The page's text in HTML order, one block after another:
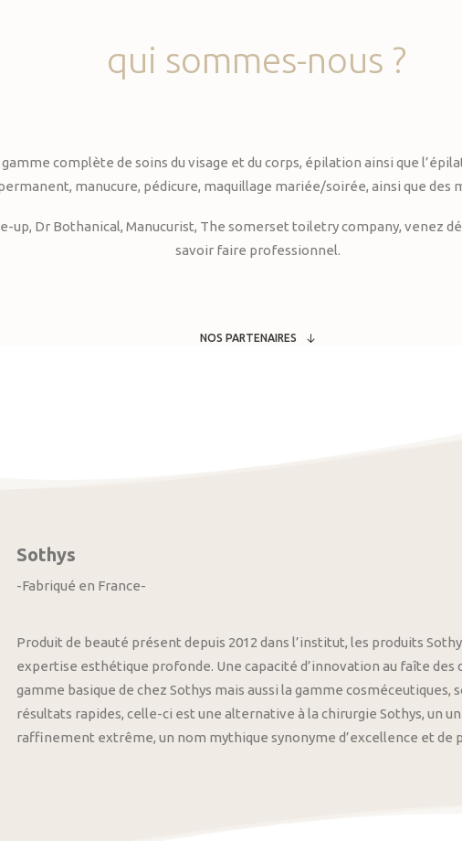
qui sommes-nous ?
gamme complète de soins du visage et du corps, épilation ainsi que
manucure, pédicure, maquillage mariée/soirée, ainsi que des
up, Dr Bothanical, Manucurist, The somerset toiletry company, venez
savoir faire professionnel.
NOS PARTENAIRES
Sothys
-Fabriqué en France-
Produit de beauté présent depuis 2012 dans l’institut, les produits
expertise esthétique profonde. Une capacité d’innovation au faîte
gamme basique de chez Sothys mais aussi la gamme
résultats rapides, celle-ci est une alternative à la chirurgie Sothys, un
raffinement extrême, un nom mythique synonyme d’excellence et de